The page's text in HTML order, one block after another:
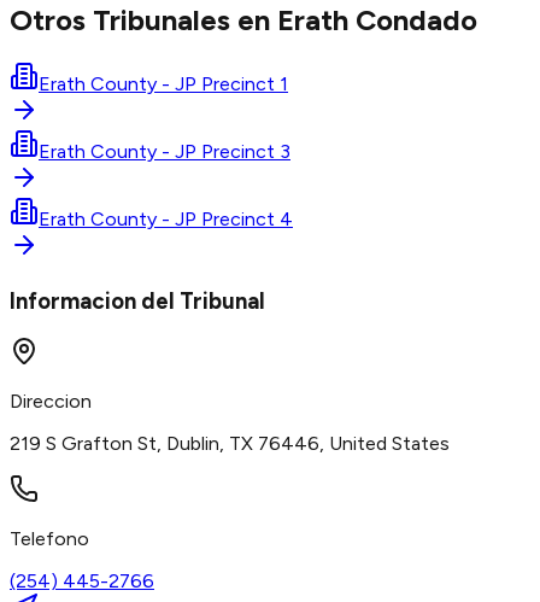
Otros Tribunales en Erath Condado
Erath County - JP Precinct 1
Erath County - JP Precinct 3
Erath County - JP Precinct 4
Informacion del Tribunal
Direccion
219 S Grafton St, Dublin, TX 76446, United States
Telefono
(254) 445-2766